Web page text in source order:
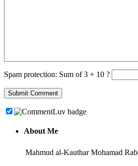
Spam protection: Sum of 3 + 10 ?
About Me
Mahmud al-Kauthar Mohamad